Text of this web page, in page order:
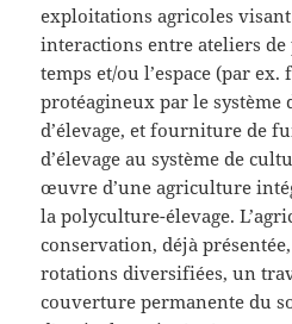
exploitations agricoles
interactions entre ateliers
temps et/ou l’espace (par
protéagineux par le système
d’élevage, et fourniture de
d’élevage au système de
œuvre d’une agriculture
la polyculture-élevage.
conservation, déjà
rotations diversifiées, un
couverture permanente du